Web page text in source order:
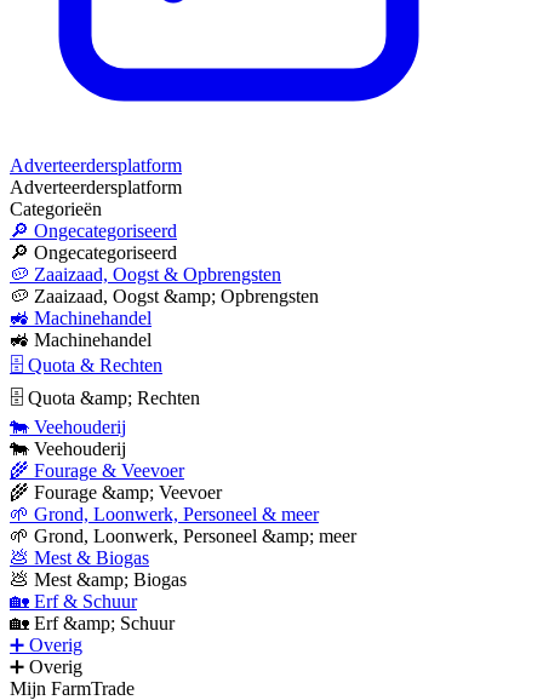
Adverteerdersplatform
Adverteerdersplatform
Categorieën
🔎 Ongecategoriseerd
🔎 Ongecategoriseerd
🥔 Zaaizaad, Oogst & Opbrengsten
🥔 Zaaizaad, Oogst &amp; Opbrengsten
🚜 Machinehandel
🚜 Machinehandel
🗄 Quota & Rechten
🗄 Quota &amp; Rechten
🐄 Veehouderij
🐄 Veehouderij
🌾 Fourage & Veevoer
🌾 Fourage &amp; Veevoer
🌱 Grond, Loonwerk, Personeel & meer
🌱 Grond, Loonwerk, Personeel &amp; meer
💩 Mest & Biogas
💩 Mest &amp; Biogas
🏡 Erf & Schuur
🏡 Erf &amp; Schuur
➕ Overig
➕ Overig
Mijn FarmTrade